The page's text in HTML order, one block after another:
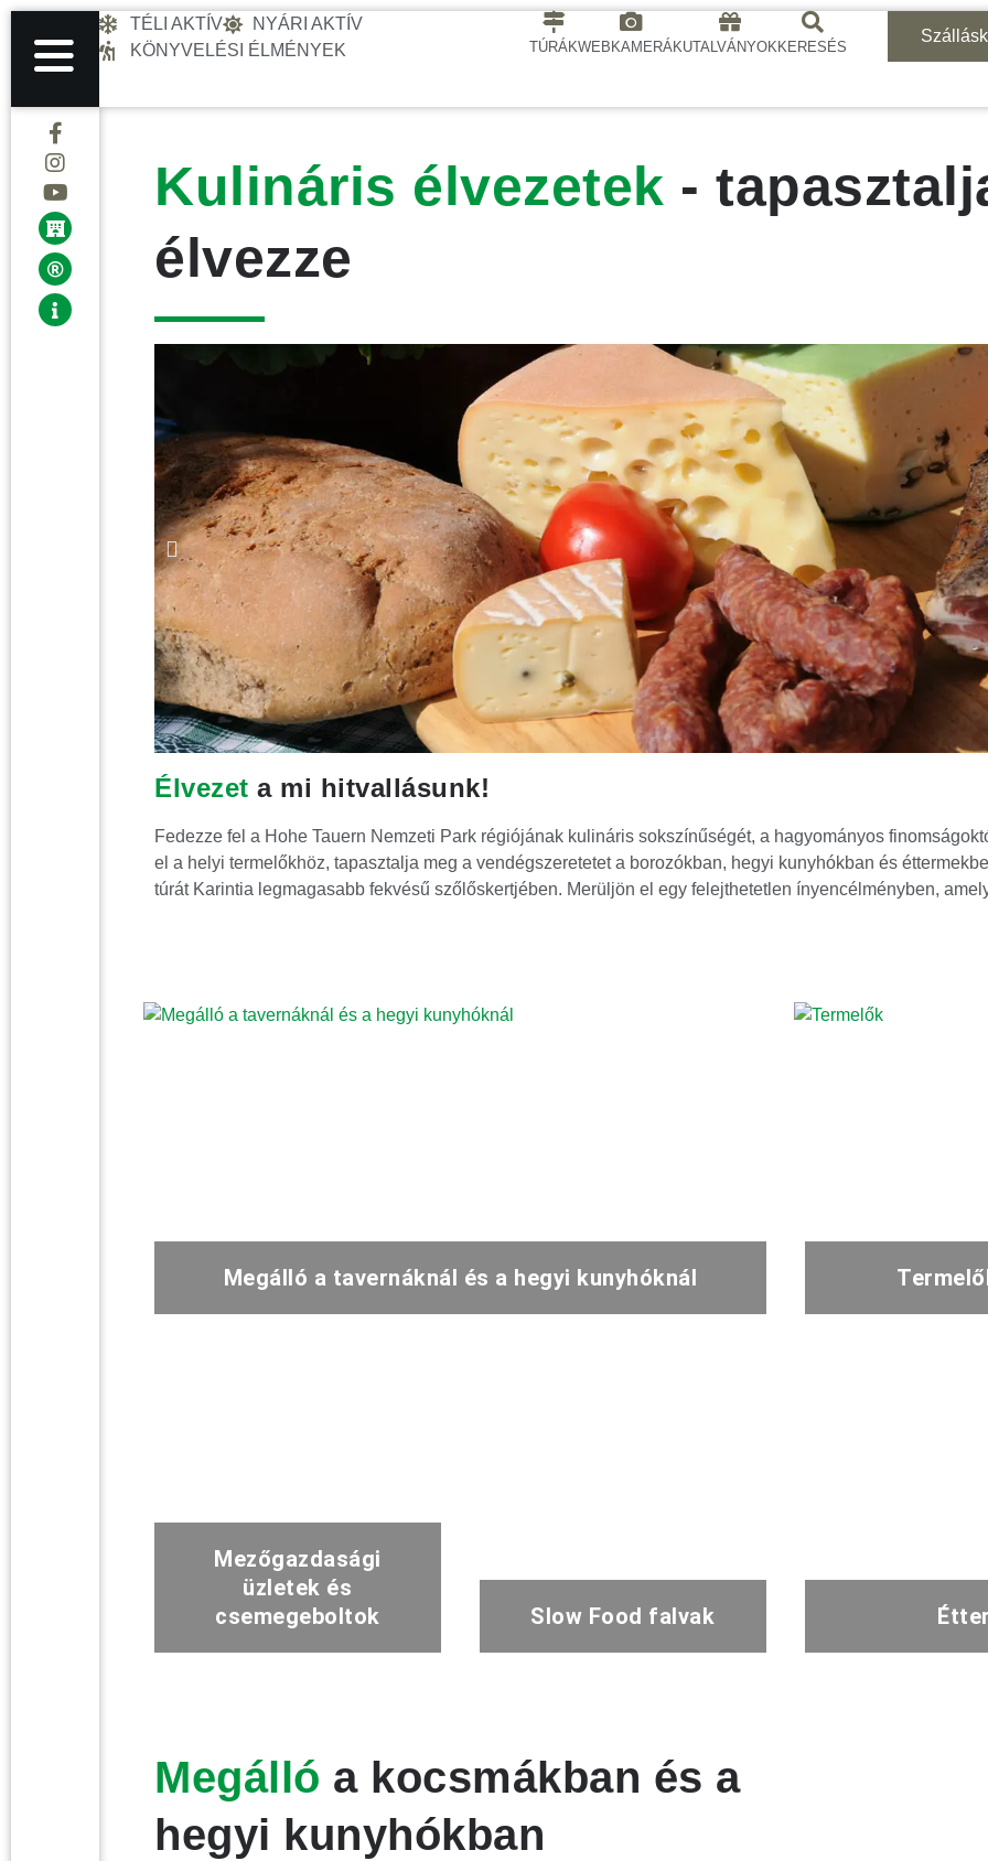
TÉLI AKTÍV
NYÁRI AKTÍV
KÖNYVELÉSI ÉLMÉNYEK
TÚRÁKWEBKAMERÁKUTALVÁNYOKKERESÉS
Kulináris élvezetek -
élvezze
Élvezet a mi hitvallásunk!
Fedezze fel a Hohe Tauern Nemzeti Park régiójának kulináris sokszínűségét, a hagyományos
el a helyi termelőkhöz, tapasztalja meg a vendégszeretetet a borozókban, hegyi kunyhókban és
túrát Karintia legmagasabb fekvésű szőlőskertjében. Merüljön el egy felejthetetlen ínyencélményben,
Megálló a tavernáknál és a hegyi kunyhóknál
Mezőgazdasági
üzletek és
csemegeboltok
Slow Food falvak
Megálló a kocsmákban és a
hegyi kunyhókban